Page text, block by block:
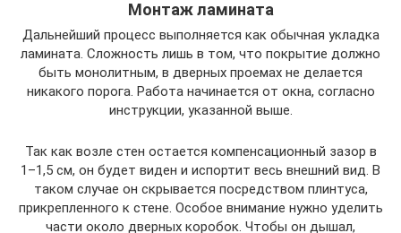
Монтаж ламината
Дальнейший процесс выполняется как обычная укладка
ламината. Сложность лишь в том, что покрытие должно
быть монолитным, в дверных проемах не делается
никакого порога. Работа начинается от окна, согласно
инструкции, указанной выше.
Так как возле стен остается компенсационный зазор в
1–1,5 см, он будет виден и испортит весь внешний вид. В
таком случае он скрывается посредством плинтуса,
прикрепленного к стене. Особое внимание нужно уделить
части около дверных коробок. Чтобы он дышал,